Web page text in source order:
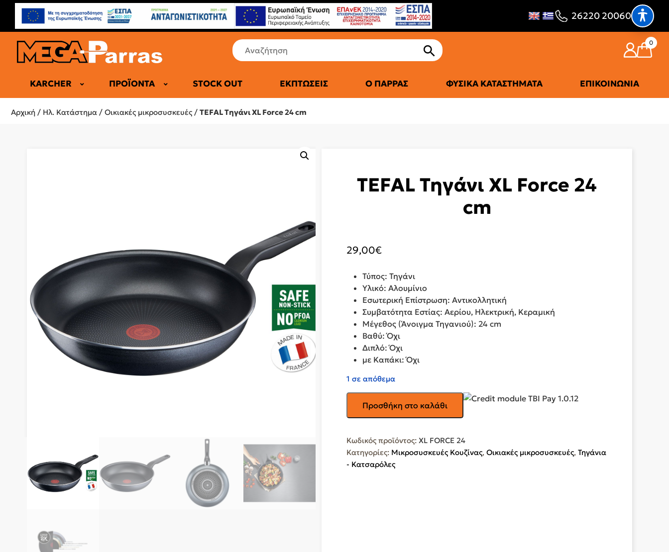
26220 20060
0
KARCHER ΠΡΟΪΌΝΤΑ
ΕΠΑΓΓΕΛΜΑΤΙΚΆ ΨΥΓΕΊΑ
STOCK OUT ΕΚΠΤΏΣΕΙΣ Ο ΠΑΡΡΆΣ ΦΥΣΙΚΆ ΚΑΤΑΣΤΉΜΑΤΑ ΕΠΙΚΟΙΝΩΝΊΑ
Αρχική / Ηλ. Κατάστημα / Οικιακές μικροσυσκευές / TEFAL Τηγάνι XL Force 24 cm
TEFAL Τηγάνι XL Force 24
cm
29,00€
Τύπος: Τηγάνι
Υλικό: Αλουμίνιο
Εσωτερική Επίστρωση: Αντικολλητική
Συμβατότητα Εστίας: Αερίου, Ηλεκτρική, Κεραμική
Μέγεθος (Άνοιγμα Τηγανιού): 24 cm
Βαθύ: Όχι
Διπλό: Όχι
με Καπάκι: Όχι
1 σε απόθεμα
Τηγάνι
24
cm
ποσότητα
Προσθήκη στο καλάθι
Κωδικός προϊόντος: XL FORCE 24
Κατηγορίες: Μικροσυσκευές Κουζίνας, Οικιακές μικροσυσκευές, Τηγάνια
- Κατσαρόλες